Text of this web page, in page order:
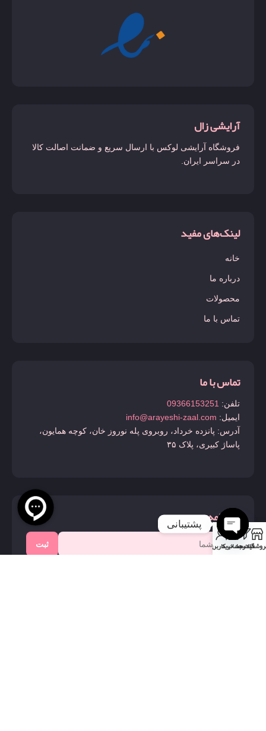
آرایشی زال
فروشگاه آرایشی لوکس با ارسال سریع و ضمانت اصالت کالا
در سراسر ایران.
لینک‌های مفید
خانه
درباره ما
محصولات
تماس با ما
تماس با ما
تلفن: 09366153251
ایمیل: info@arayeshi-zaal.com
آدرس: پانزده خرداد، روبروی پله نوروز خان، کوچه همایون،
پاساژ کبیری، پلاک ۳۵
خبرنامه
ثبت
فیلترها
0
سبد خرید
حساب کاربری من
پشتیبانی
Open